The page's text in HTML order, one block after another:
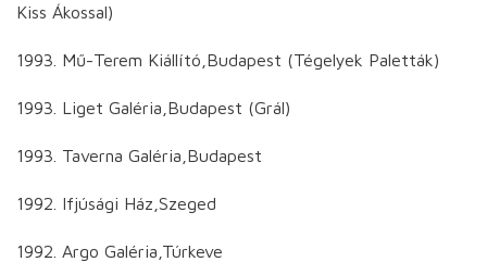
Kiss Ákossal)
1993. Mű-Terem Kiállító,Budapest (Tégelyek Paletták)
1993. Liget Galéria,Budapest (Grál)
1993. Taverna Galéria,Budapest
1992. Ifjúsági Ház,Szeged
1992. Argo Galéria,Túrkeve